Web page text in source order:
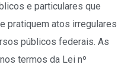
e particulares que
pratiquem atos irregulares
públicos federais. As
termos da Lei nº